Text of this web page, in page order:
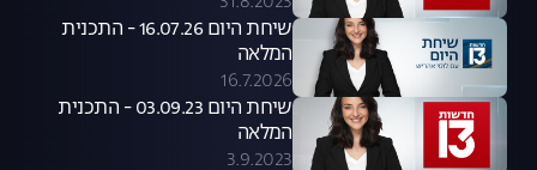
שיחת היום 16.07.26 - התכנית
המלאה
16.7.2026
שיחת היום 03.09.23 - התכנית
המלאה
3.9.2023